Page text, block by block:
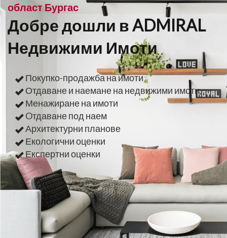
област Бургас
Добре дошли в ADMIRAL
Недвижими Имоти
Покупко-продажба на имоти
Отдаване и наемане на недвижими имоти
Менажиране на имоти
Oтдаване под наем
Архитектурни планове
Екологични оценки
Експертни оценки